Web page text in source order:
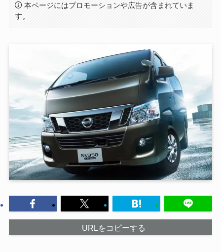
本ページにはプロモーションや広告が含まれていま
す。
URLをコピーする